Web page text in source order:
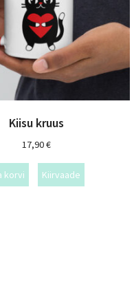
Kiisu kruus
17,90€
korvi Kiirvaade